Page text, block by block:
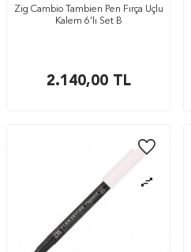
Zig Cambio Tambien Pen Fırça Uçlu
Kalem 6’lı Set B
2.140,00TL